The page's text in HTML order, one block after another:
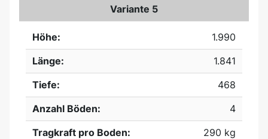
Variante 5
Höhe:
1.990
Länge:
1.841
Tiefe:
468
Anzahl Böden:
4
Tragkraft pro Boden:
290 kg